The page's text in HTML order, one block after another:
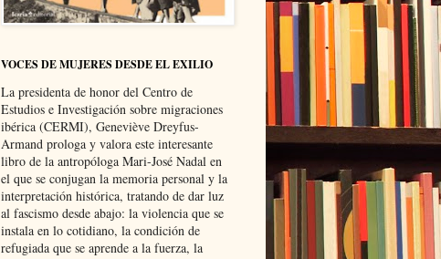
VOCES DE MUJERES DESDE EL EXILIO
La presidenta de honor del Centro de
Estudios e Investigación sobre migraciones
ibérica (CERMI), Geneviève Dreyfus-
Armand prologa y valora este interesante
libro de la antropóloga Mari-José Nadal en
el que se conjugan la memoria personal y la
interpretación histórica, tratando de dar luz
al fascismo desde abajo: la violencia que se
instala en lo cotidiano, la condición de
refugiada que se aprende a la fuerza, la